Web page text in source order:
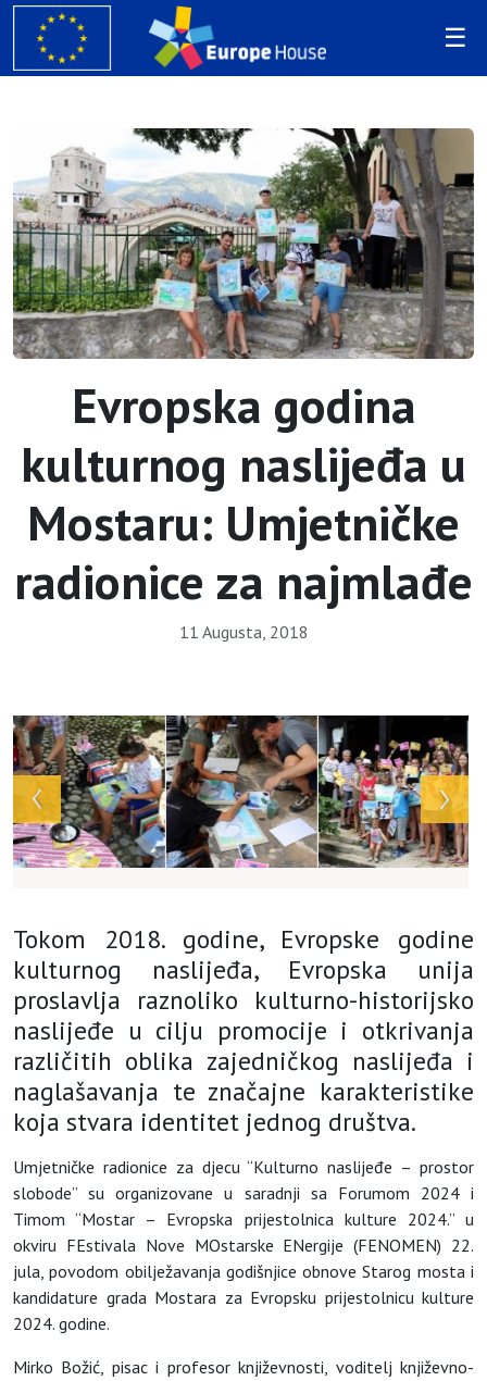
Evropska godina
kulturnog naslijeđa u
Mostaru: Umjetničke
radionice za najmlađe
11 Augusta, 2018
Tokom 2018. godine, Evropske godine
kulturnog naslijeđa, Evropska unija
proslavlja raznoliko kulturno-historijsko
naslijeđe u cilju promocije i otkrivanja
različitih oblika zajedničkog naslijeđa i
naglašavanja te značajne karakteristike
koja stvara identitet jednog društva.
Umjetničke radionice za djecu “Kulturno naslijeđe – prostor
slobode” su organizovane u saradnji sa Forumom 2024 i
Timom “Mostar – Evropska prijestolnica kulture 2024.” u
okviru FEstivala Nove MOstarske ENergije (FENOMEN) 22.
jula, povodom obilježavanja godišnjice obnove Starog mosta i
kandidature grada Mostara za Evropsku prijestolnicu kulture
2024. godine.
Mirko Božić, pisac i profesor književnosti, voditelj književno-